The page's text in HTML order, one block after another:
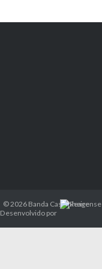
© 2026 Banda Castanheirense
Desenvolvido por